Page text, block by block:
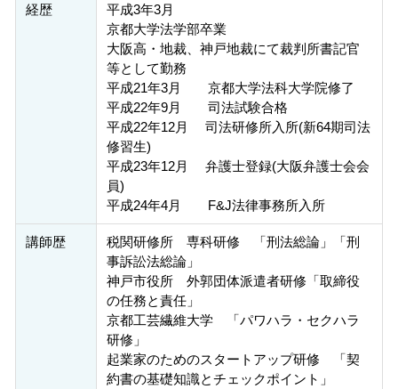
経歴
平成3年3月
京都大学法学部卒業
大阪高・地裁、神戸地裁にて裁判所書記官
等として勤務
平成21年3月 京都大学法科大学院修了
平成22年9月 司法試験合格
平成22年12月 司法研修所入所(新64期司法
修習生)
平成23年12月 弁護士登録(大阪弁護士会会
員)
平成24年4月 F&J法律事務所入所
講師歴
税関研修所 専科研修 「刑法総論」「刑
事訴訟法総論」
神戸市役所 外郭団体派遣者研修「取締役
の任務と責任」
京都工芸繊維大学 「パワハラ・セクハラ
研修」
起業家のためのスタートアップ研修 「契
約書の基礎知識とチェックポイント」